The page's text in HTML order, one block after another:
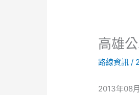
高雄
路線資訊 /
2013年08